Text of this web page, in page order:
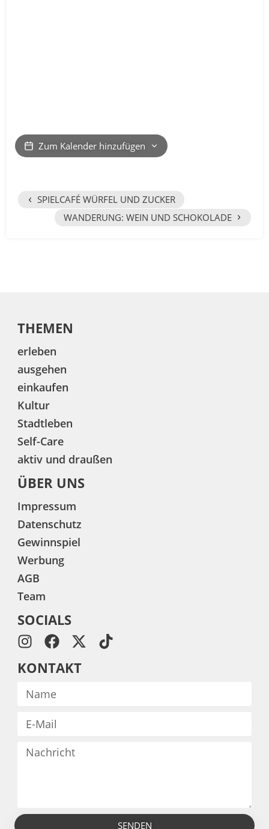
Zum Kalender hinzufügen
‹ SPIELCAFÉ WÜRFEL UND ZUCKER
WANDERUNG: WEIN UND SCHOKOLADE ›
THEMEN
erleben
ausgehen
einkaufen
Kultur
Stadtleben
Self-Care
aktiv und draußen
ÜBER UNS
Impressum
Datenschutz
Gewinnspiel
Werbung
AGB
Team
SOCIALS
KONTAKT
SENDEN